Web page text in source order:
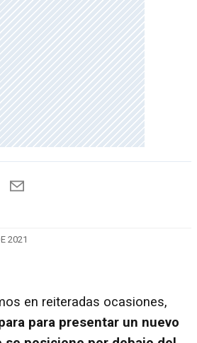
2021
en reiteradas ocasiones,
para presentar un nuevo